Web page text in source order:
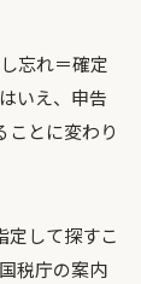
忘れ＝確定
いえ、申告
ことに変わり
定して探すこ
税庁の案内